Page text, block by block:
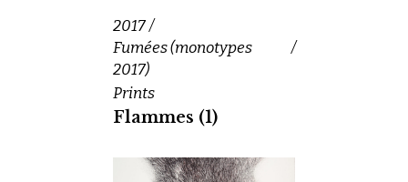
2017
Fumées (monotypes
2017)
Prints
Flammes (1)